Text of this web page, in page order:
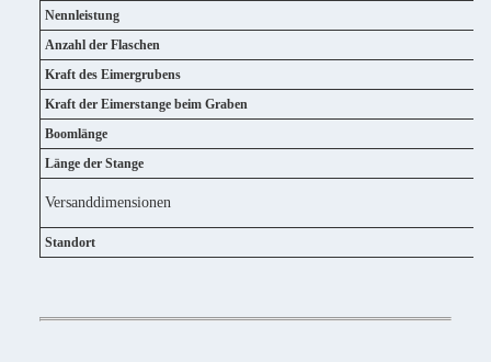
Nennleistung
Anzahl der Flaschen
Kraft des Eimergrubens
Kraft der Eimerstange beim Graben
Boomlänge
Länge der Stange
Versanddimensionen
Standort